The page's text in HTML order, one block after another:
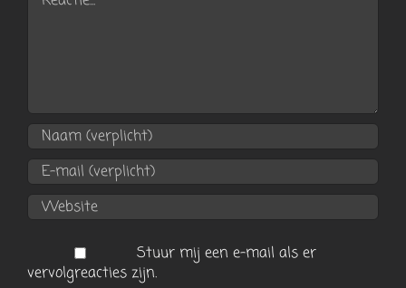
Stuur mij een e-mail als er
vervolgreacties zijn.